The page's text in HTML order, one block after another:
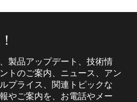
製品アップデート、技術情
トのご案内、ニュース、アン
プライス、関連トピックな
やご案内を、お電話やメー